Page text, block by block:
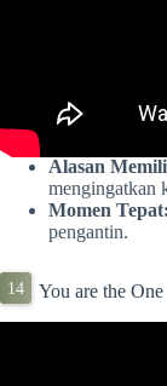
Alasan
mengingatkan
Momen Tepat:
pengantin.
You are the